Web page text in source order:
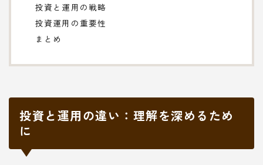
投資と運用の戦略
投資運用の重要性
まとめ
投資と運用の違い：理解を深めるため
に